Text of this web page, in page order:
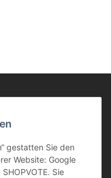
gestatten Sie den
Website: Google
Sie